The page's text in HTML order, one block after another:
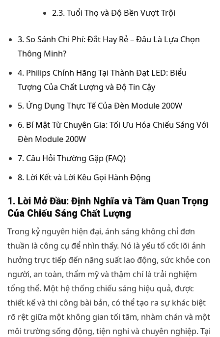
2.3. Tuổi Thọ và Độ Bền Vượt Trội
3. So Sánh Chi Phí: Đắt Hay Rẻ – Đâu Là Lựa Chọn
Thông Minh?
4. Philips Chính Hãng Tại Thành Đạt LED: Biểu
Tượng Của Chất Lượng và Độ Tin Cậy
5. Ứng Dụng Thực Tế Của Đèn Module 200W
6. Bí Mật Từ Chuyên Gia: Tối Ưu Hóa Chiếu Sáng Với
Đèn Module 200W
7. Câu Hỏi Thường Gặp (FAQ)
8. Lời Kết và Lời Kêu Gọi Hành Động
1. Lời Mở Đầu: Định Nghĩa và Tầm Quan Trọng
Của Chiếu Sáng Chất Lượng
Trong kỷ nguyên hiện đại, ánh sáng không chỉ đơn
thuần là công cụ để nhìn thấy. Nó là yếu tố cốt lõi ảnh
hưởng trực tiếp đến năng suất lao động, sức khỏe con
người, an toàn, thẩm mỹ và thậm chí là trải nghiệm
tổng thể. Một hệ thống chiếu sáng hiệu quả, được
thiết kế và thi công bài bản, có thể tạo ra sự khác biệt
rõ rệt giữa một không gian tối tăm, nhàm chán và một
môi trường sống động, tiện nghi và chuyên nghiệp. Tại